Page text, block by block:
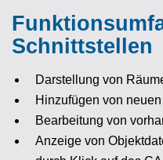
Schnittstellen
Darstellung von
Hinzufügen von
Bearbeitung von
Anzeige von